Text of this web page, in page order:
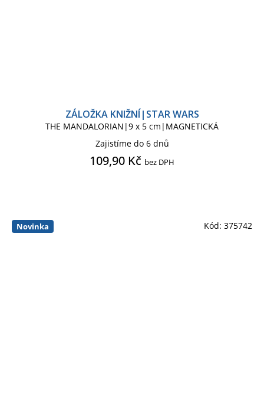
ZÁLOŽKA KNIŽNÍ|STAR WARS
THE MANDALORIAN|9 x 5 cm|MAGNETICKÁ
Zajistíme do 6 dnů
109,90 Kč bez DPH
Novinka Kód: 375742